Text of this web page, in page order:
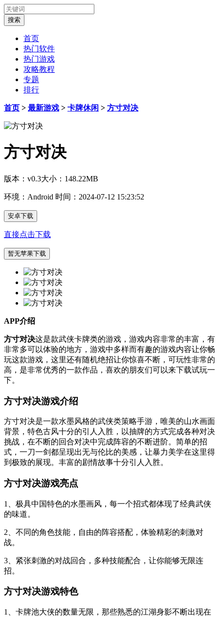
首页
热门软件
热门游戏
攻略教程
专题
排行
首页 > 最新游戏 > 卡牌休闲 > 方寸对决
方寸对决
版本：v0.3大小：148.22MB
环境：Android 时间：2024-07-12 15:23:52
安卓下载
直接点击下载
暂无苹果下载
APP介绍
方寸对决这是款武侠卡牌类的游戏，游戏内容非常的丰富，有
非常多可以体验的地方，游戏中多样而有趣的游戏内容让你畅
玩这款游戏，这里还有随机绝招让你惊喜不断，可玩性非常的
高，是非常优秀的一款作品，喜欢的朋友们可以来下载试玩一
下。
方寸对决游戏介绍
方寸对决是一款水墨风格的武侠类策略手游，唯美的山水画面
背景，特色古风十分的引人入胜，以抽牌的方式完成各种对决
挑战，在不断的回合对决中完成阵容的不断进阶。简单的招
式，一刀一剑都呈现出无与伦比的美感，让暴力美学在这里得
到极致的展现。丰富的剧情故事十分引人入胜。
方寸对决游戏亮点
1、极具中国特色的水墨画风，每一个招式都体现了经典武侠
的味道。
2、不同的角色技能，自由的阵容搭配，体验精彩的刺激对
战。
3、紧张刺激的对战回合，多种技能配合，让你能够无限连
招。
方寸对决游戏特色
1、卡牌池大侠的数量无限，那些熟悉的江湖身影不断出现在